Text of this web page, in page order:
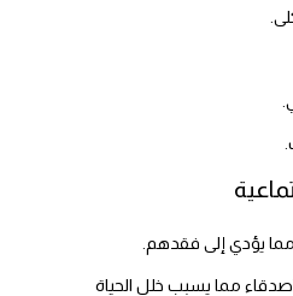
يؤدي إلى فقدهم.
مما يسبب خلل الحياة